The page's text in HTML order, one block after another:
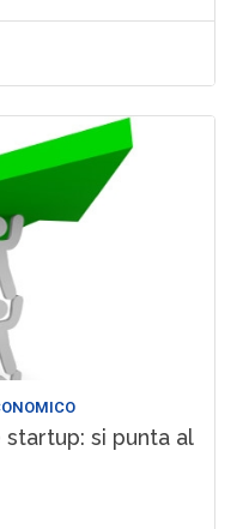
si punta al